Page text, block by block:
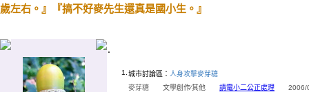
歲左右。』『搞不好麥先生還真是國小生。』
.
1. 城市討論區： 人身攻擊麥芽糖
麥芽糖 文學創作∕其他 請電小二公正處理 2006/